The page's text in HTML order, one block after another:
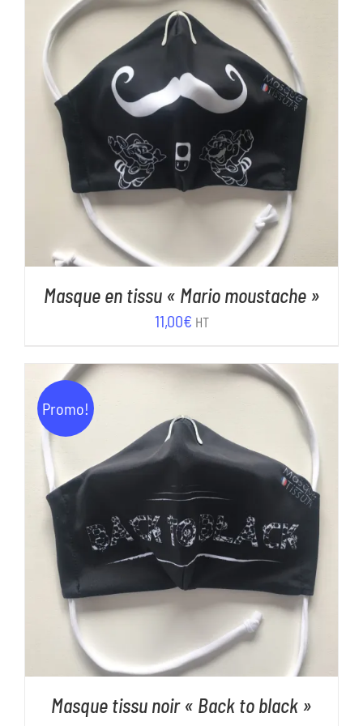
11,00€.5,00€.
AJOUTER AU PANIER / DÉTAILS
Masque en tissu « Mario moustache »
11,00€ HT
Promo!
AJOUTER AU PANIER / DÉTAILS
Masque tissu noir « Back to black »